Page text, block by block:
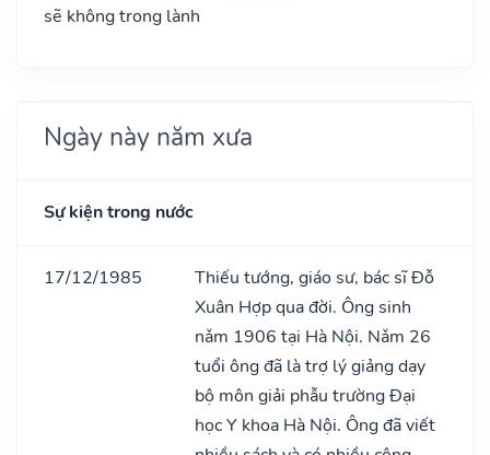
sẽ không trong lành
Ngày này năm xưa
Sự kiện trong nước
17/12/1985
Thiếu tướng, giáo sư, bác sĩ Đỗ
Xuân Hợp qua đời. Ông sinh
nǎm 1906 tại Hà Nội. Nǎm 26
tuổi ông đã là trợ lý giảng dạy
bộ môn giải phẫu trường Đại
học Y khoa Hà Nội. Ông đã viết